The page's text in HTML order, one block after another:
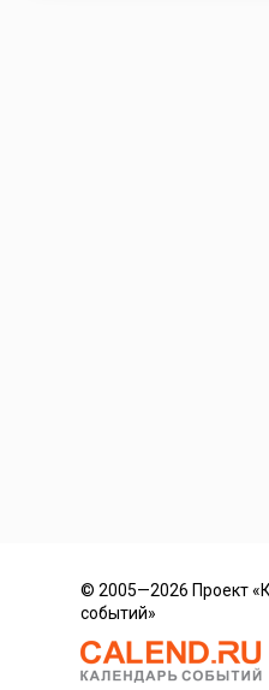
© 2005—2026 Проект
событий»